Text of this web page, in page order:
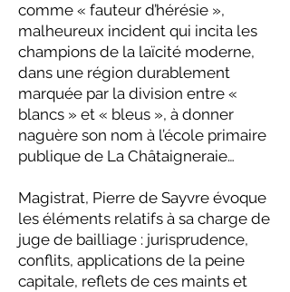
comme « fauteur d’hérésie »,
malheureux incident qui incita les
champions de la laïcité moderne,
dans une région durablement
marquée par la division entre «
blancs » et « bleus », à donner
naguère son nom à l’école primaire
publique de La Châtaigneraie…
Magistrat, Pierre de Sayvre évoque
les éléments relatifs à sa charge de
juge de bailliage : jurisprudence,
conflits, applications de la peine
capitale, reflets de ces maints et